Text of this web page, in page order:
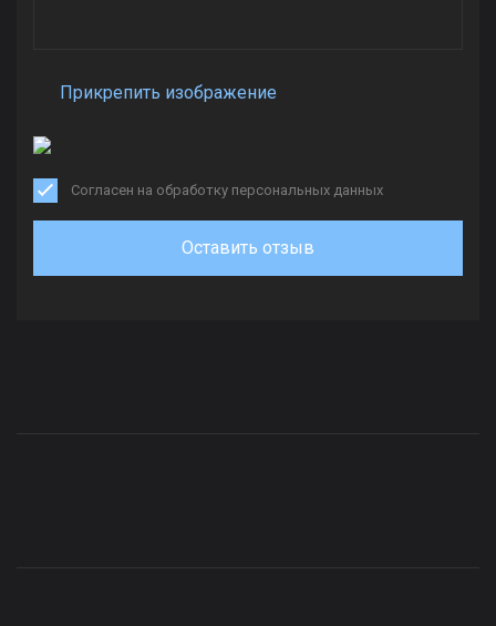
Прикрепить изображение
Согласен на обработку персональных данных
Оставить отзыв